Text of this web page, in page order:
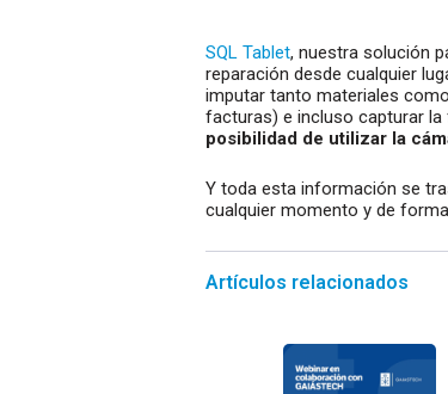
SQL Tablet, nuestra solución
reparación desde cualquier
imputar tanto materiales
facturas) e incluso capturar
posibilidad de utilizar la
Y toda esta información se
cualquier momento y de
Artículos relacionados